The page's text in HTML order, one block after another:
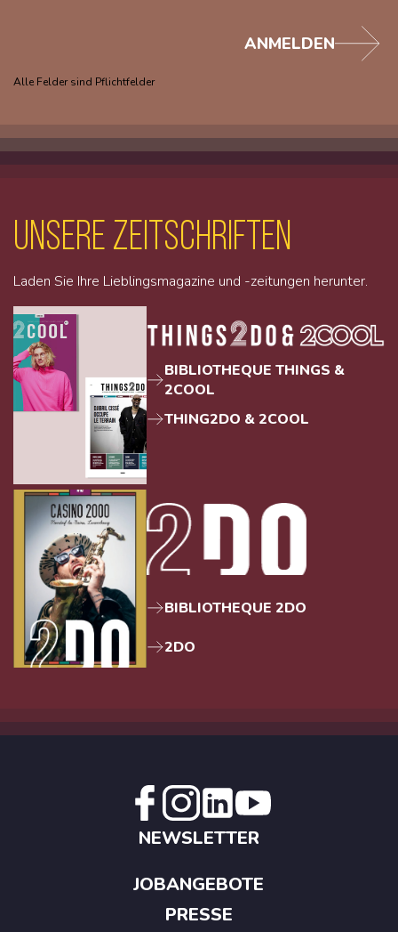
Alle Felder sind Pflichtfelder
ANMELDEN
unsere Zeitschriften
Laden Sie Ihre Lieblingsmagazine und -zeitungen herunter.
BIBLIOTHEQUE THINGS &
2COOL
THING2DO & 2COOL
BIBLIOTHEQUE 2DO
2DO
NEWSLETTER
JOBANGEBOTE
PRESSE